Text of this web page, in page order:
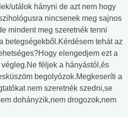
utálok hányni de azt nem hogy
nincsenek meg sajnos
mindent meg szeretnék tenni
betegségekből.Kérdésem tehát az
elengedjem ezt a
féljek a hányástól,és
begolyózok.Megkeseríti a
nem szeretnék szedni,se
dohányzik,nem drogozok,nem